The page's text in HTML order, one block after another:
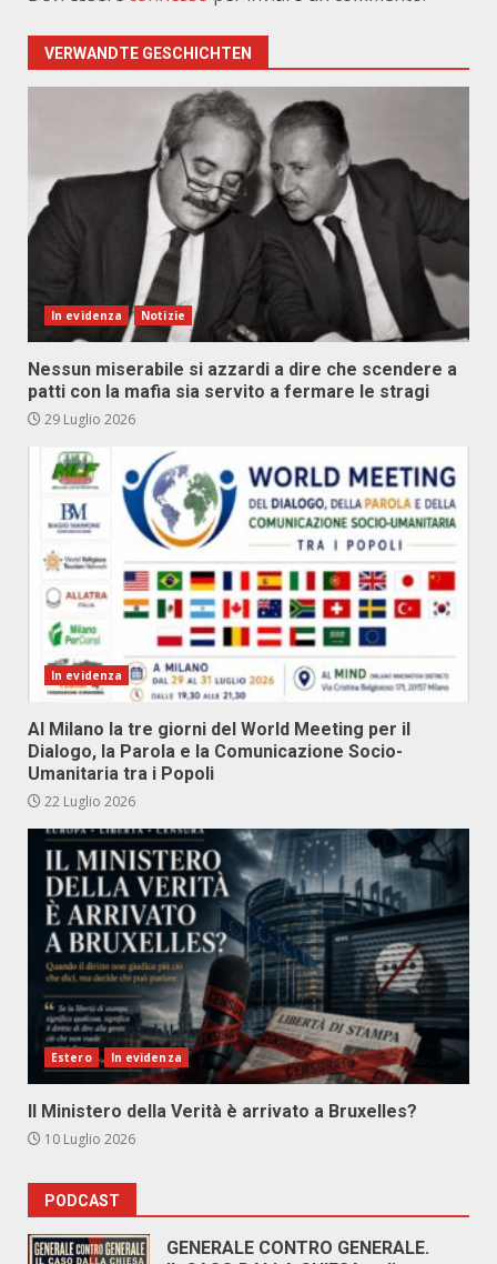
VERWANDTE GESCHICHTEN
In evidenza Notizie
Nessun miserabile si azzardi a dire che scendere a
patti con la mafia sia servito a fermare le stragi
29 Luglio 2026
In evidenza
Al Milano la tre giorni del World Meeting per il
Dialogo, la Parola e la Comunicazione Socio-
Umanitaria tra i Popoli
22 Luglio 2026
Estero In evidenza
Il Ministero della Verità è arrivato a Bruxelles?
10 Luglio 2026
PODCAST
GENERALE CONTRO GENERALE.